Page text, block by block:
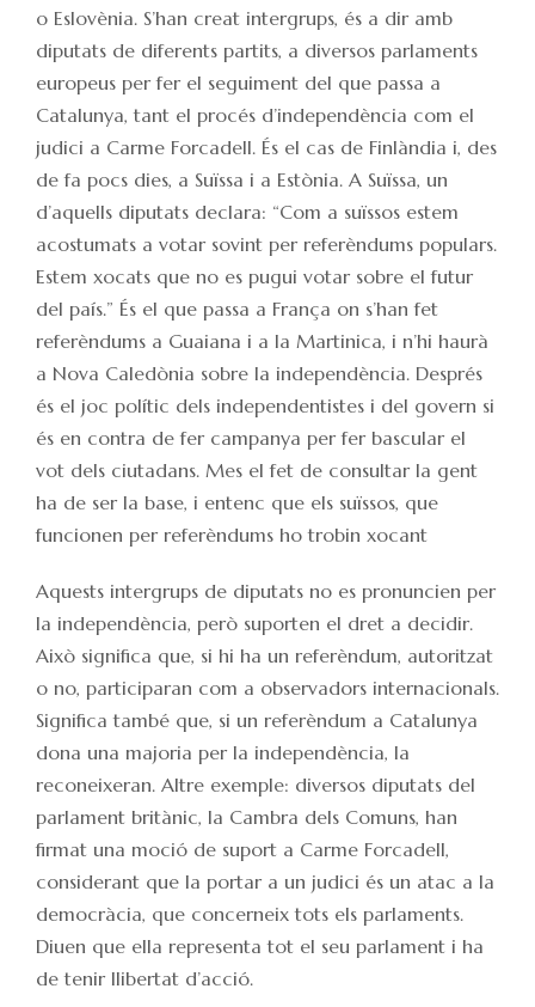
o Eslovènia. S’han creat intergrups, és a dir amb
diputats de diferents partits, a diversos parlaments
europeus per fer el seguiment del que passa a
Catalunya, tant el procés d’independència com el
judici a Carme Forcadell. És el cas de Finlàndia i, des
de fa pocs dies, a Suïssa i a Estònia. A Suïssa, un
d’aquells diputats declara: “Com a suïssos estem
acostumats a votar sovint per referèndums populars.
Estem xocats que no es pugui votar sobre el futur
del país.” És el que passa a França on s’han fet
referèndums a Guaiana i a la Martinica, i n’hi haurà
a Nova Caledònia sobre la independència. Després
és el joc polític dels independentistes i del govern si
és en contra de fer campanya per fer bascular el
vot dels ciutadans. Mes el fet de consultar la gent
ha de ser la base, i entenc que els suïssos, que
funcionen per referèndums ho trobin xocant
Aquests intergrups de diputats no es pronuncien per
la independència, però suporten el dret a decidir.
Això significa que, si hi ha un referèndum, autoritzat
o no, participaran com a observadors internacionals.
Significa també que, si un referèndum a Catalunya
dona una majoria per la independència, la
reconeixeran. Altre exemple: diversos diputats del
parlament britànic, la Cambra dels Comuns, han
firmat una moció de suport a Carme Forcadell,
considerant que la portar a un judici és un atac a la
democràcia, que concerneix tots els parlaments.
Diuen que ella representa tot el seu parlament i ha
de tenir llibertat d’acció.